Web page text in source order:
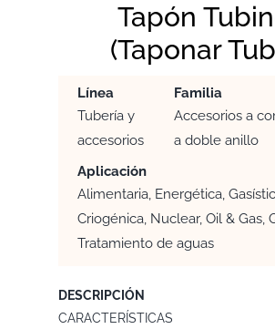
Tapón
(Taponar
Línea
Familia
Tubería y
accesorios
Accesorios a
a doble anillo
Aplicación
Alimentaria, Energética,
Criogénica, Nuclear, Oil & Gas,
Tratamiento de aguas
DESCRIPCIÓN
CARACTERÍSTICAS